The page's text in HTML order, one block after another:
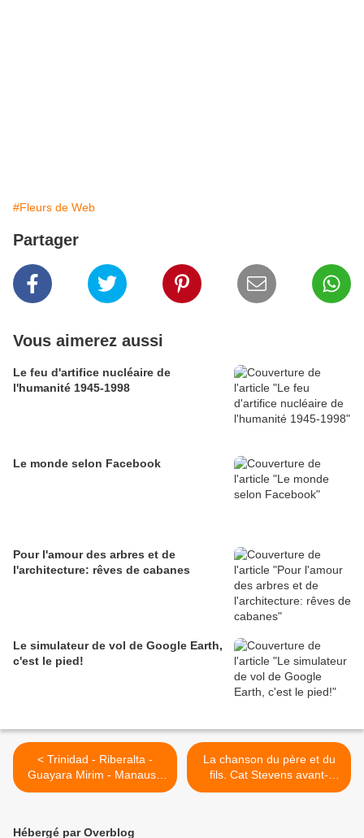
#Fleurs de Web
Partager
Vous aimerez aussi
Le feu d'artifice nucléaire de
l'humanité 1945-1998
Le monde selon Facebook
Pour l'amour des arbres et de
l'architecture: rêves de cabanes
Le simulateur de vol de Google Earth,
c'est le pied!
< Trinidad - Riberalta -
Guayara Mirim - Manaus -
Belem
La chanson du père et du
fils. Cat Stevens avant-
après. >
Hébergé par Overblog